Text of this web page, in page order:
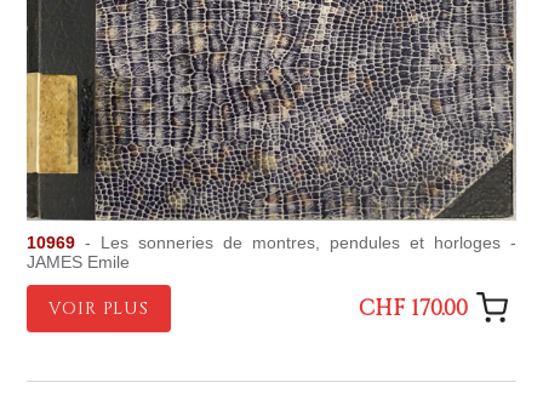
10969 - Les sonneries de montres, pendules et horloges -
JAMES Emile
VOIR PLUS CHF 170.00